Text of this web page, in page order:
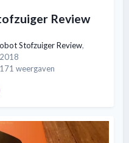
Review
Stofzuiger Review,
weergaven